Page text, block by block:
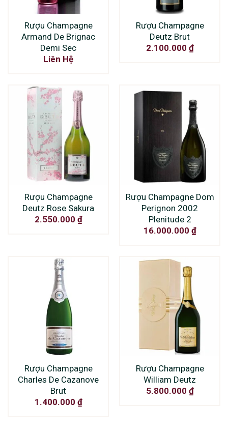
Rượu Champagne
Armand De Brignac
Demi Sec
Liên Hệ
Rượu Champagne
Deutz Brut
2.100.000 ₫
Rượu Champagne
Deutz Rose Sakura
2.550.000 ₫
Rượu Champagne Dom
Perignon 2002
Plenitude 2
16.000.000 ₫
Rượu Champagne
Charles De Cazanove
Brut
1.400.000 ₫
Rượu Champagne
William Deutz
5.800.000 ₫